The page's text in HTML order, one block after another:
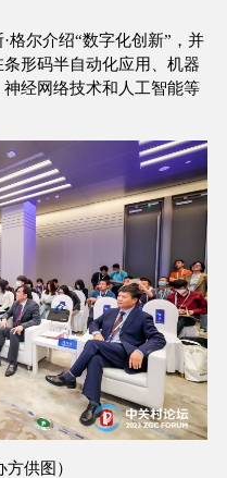
格尔介绍“数字化创新”，并
形码半自动化应用、机器
经网络技术和人工智能等
供图）